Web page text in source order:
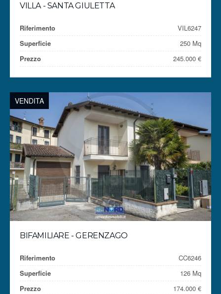
VILLA - SANTA GIULETTA
Riferimento
VIL6247
Superficie
250 Mq
Prezzo
245.000 €
VENDITA
BIFAMILIARE - GERENZAGO
Riferimento
CC6246
Superficie
126 Mq
Prezzo
174.000 €